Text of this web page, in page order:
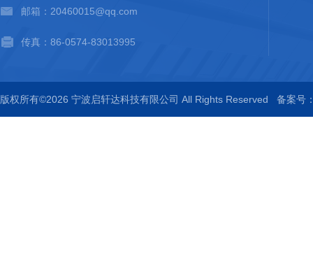
邮箱：20460015@qq.com
传真：86-0574-83013995
版权所有©2026 宁波启轩达科技有限公司 All Rights Reserved 备案号